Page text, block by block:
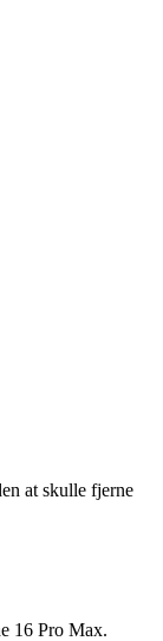
at skulle fjerne
16 Pro Max.